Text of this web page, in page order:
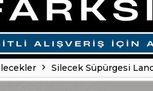
Silecek Süpürgesi